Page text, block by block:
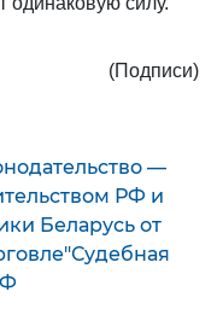
(Подписи)
—
РФ и
Беларусь от